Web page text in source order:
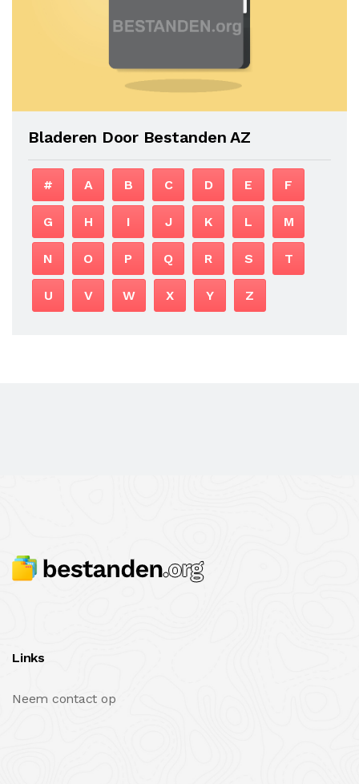
Bladeren Door Bestanden AZ
# A B C D E F
G H I J K L M
N O P Q R S T
U V W X Y Z
Links
Neem contact op